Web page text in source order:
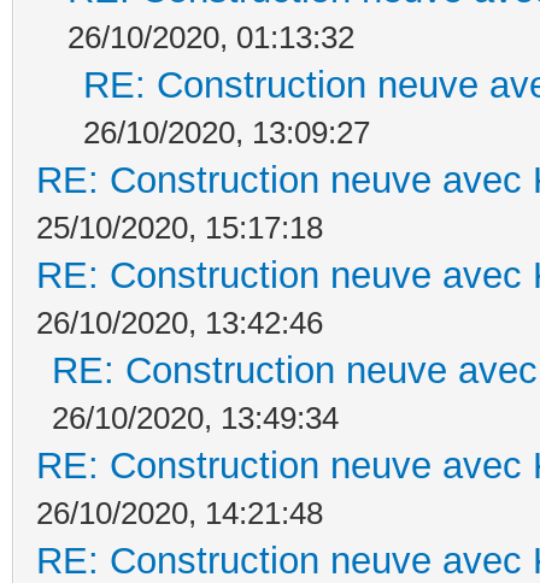
26/10/2020, 01:13:32
RE: Construction neuve
26/10/2020, 13:09:27
RE: Construction neuve avec
25/10/2020, 15:17:18
RE: Construction neuve avec
26/10/2020, 13:42:46
RE: Construction neuve
26/10/2020, 13:49:34
RE: Construction neuve avec
26/10/2020, 14:21:48
RE: Construction neuve avec